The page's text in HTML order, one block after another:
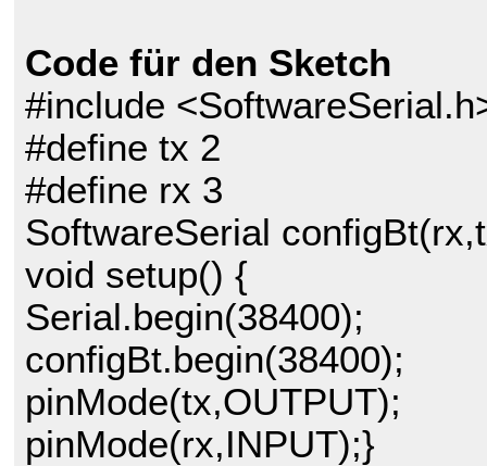
Code für den Sketch
#include
#define tx 2
#define rx 3
SoftwareSerial
void setup() {
Serial.begin(38400);
configBt.begin(38400);
pinMode(tx,OUTPUT);
pinMode(rx,INPUT);}